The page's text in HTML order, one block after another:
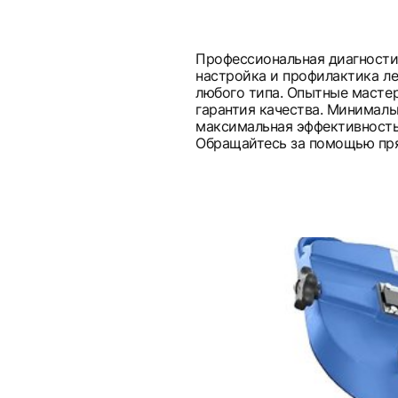
Профессиональная
настройка и профилактика
любого типа. Опытные
гарантия качества.
максимальная
Обращайтесь за помощью